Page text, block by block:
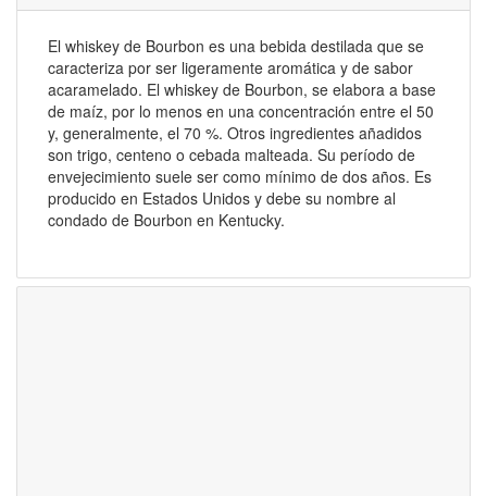
El whiskey de Bourbon es una bebida destilada que se
caracteriza por ser ligeramente aromática y de sabor
acaramelado. El whiskey de Bourbon, se elabora a base
de maíz, por lo menos en una concentración entre el 50
y, generalmente, el 70 %. Otros ingredientes añadidos
son trigo, centeno o cebada malteada. Su período de
envejecimiento suele ser como mínimo de dos años. Es
producido en Estados Unidos y debe su nombre al
condado de Bourbon en Kentucky.